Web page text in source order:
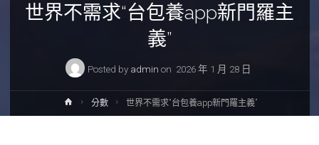
世界不需求“台包養app新門羅主
義”
Posted by admin on 2026 年 1 月 28 日
Home分數 世界不需求“台包養app新門羅主義”